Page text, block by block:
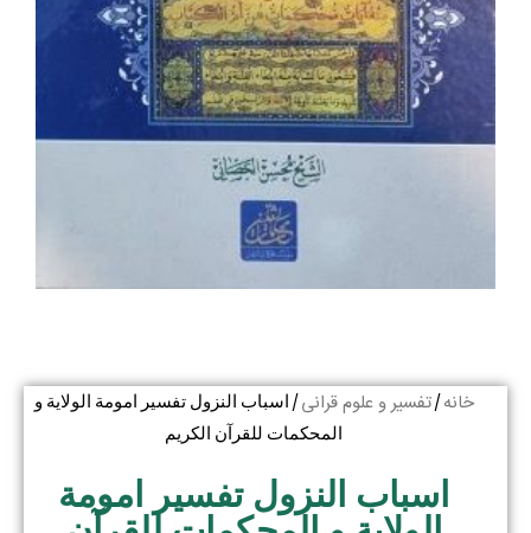
خانه/تفسیر و علوم قرانی/ اسباب النزول تفسیر امومة الولایة و
المحکمات للقرآن الکریم
اسباب النزول تفسیر امومة